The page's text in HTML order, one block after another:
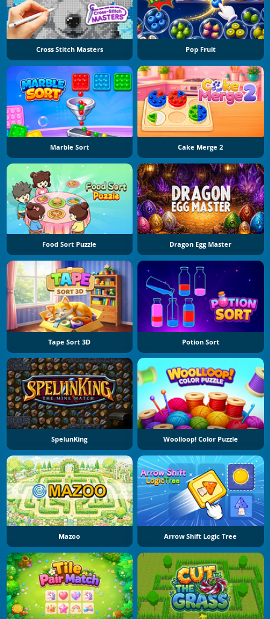
Cross Stitch Masters Pop Fruit
Marble Sort Cake Merge 2
Food Sort Puzzle Dragon Egg Master
Tape Sort 3D Potion Sort
SpelunKing Woolloop! Color Puzzle
Mazoo Arrow Shift Logic Tree